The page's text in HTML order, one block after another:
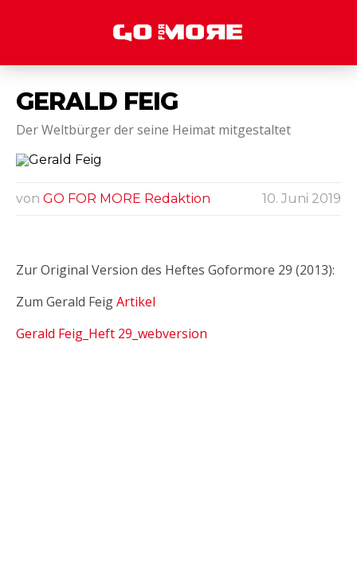
GERALD FEIG
Der Weltbürger der seine Heimat mitgestaltet
von GO FOR MORE Redaktion 10. Juni 2019
Zur Original Version des Heftes Goformore 29 (2013):
Zum Gerald FeigArtikel
Gerald Feig_Heft 29_webversion